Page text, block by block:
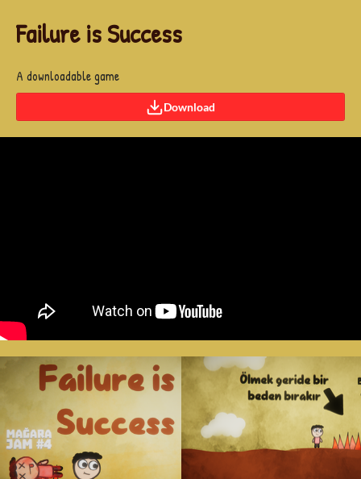
Failure is Success
A downloadable game
Download